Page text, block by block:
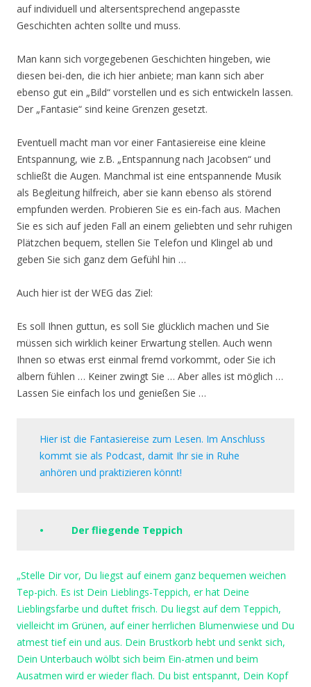
auf individuell und altersentsprechend angepasste
Geschichten achten sollte und muss.
Man kann sich vorgegebenen Geschichten hingeben, wie
diesen bei-den, die ich hier anbiete; man kann sich aber
ebenso gut ein „Bild“ vorstellen und es sich entwickeln lassen.
Der „Fantasie“ sind keine Grenzen gesetzt.
Eventuell macht man vor einer Fantasiereise eine kleine
Entspannung, wie z.B. „Entspannung nach Jacobsen“ und
schließt die Augen. Manchmal ist eine entspannende Musik
als Begleitung hilfreich, aber sie kann ebenso als störend
empfunden werden. Probieren Sie es ein-fach aus. Machen
Sie es sich auf jeden Fall an einem geliebten und sehr ruhigen
Plätzchen bequem, stellen Sie Telefon und Klingel ab und
geben Sie sich ganz dem Gefühl hin …
Auch hier ist der WEG das Ziel:
Es soll Ihnen guttun, es soll Sie glücklich machen und Sie
müssen sich wirklich keiner Erwartung stellen. Auch wenn
Ihnen so etwas erst einmal fremd vorkommt, oder Sie ich
albern fühlen … Keiner zwingt Sie … Aber alles ist möglich …
Lassen Sie einfach los und genießen Sie …
Hier ist die Fantasiereise zum Lesen. Im Anschluss
kommt sie als Podcast, damit Ihr sie in Ruhe
anhören und praktizieren könnt!
• Der fliegende Teppich
„Stelle Dir vor, Du liegst auf einem ganz bequemen weichen
Tep-pich. Es ist Dein Lieblings-Teppich, er hat Deine
Lieblingsfarbe und duftet frisch. Du liegst auf dem Teppich,
vielleicht im Grünen, auf einer herrlichen Blumenwiese und Du
atmest tief ein und aus. Dein Brustkorb hebt und senkt sich,
Dein Unterbauch wölbt sich beim Ein-atmen und beim
Ausatmen wird er wieder flach. Du bist entspannt, Dein Kopf